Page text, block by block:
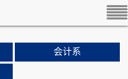
会计系